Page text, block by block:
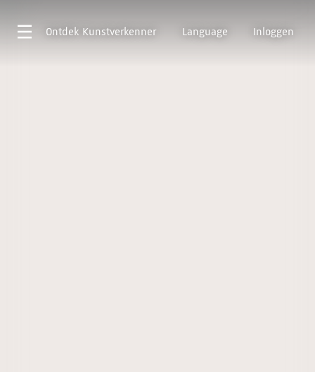
Ontdek Kunstverkenner Language Inloggen